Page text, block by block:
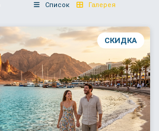
Список Галерея
СКИДКА